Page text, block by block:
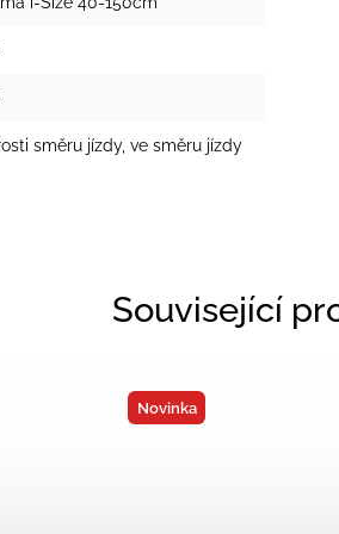
směru jízdy, ve směru jízdy
Související
Novinka